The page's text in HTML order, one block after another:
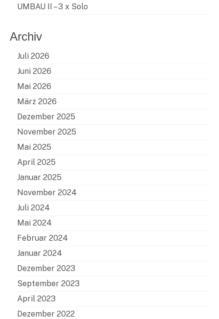
UMBAU II – 3 x Solo
Archiv
Juli 2026
Juni 2026
Mai 2026
März 2026
Dezember 2025
November 2025
Mai 2025
April 2025
Januar 2025
November 2024
Juli 2024
Mai 2024
Februar 2024
Januar 2024
Dezember 2023
September 2023
April 2023
Dezember 2022